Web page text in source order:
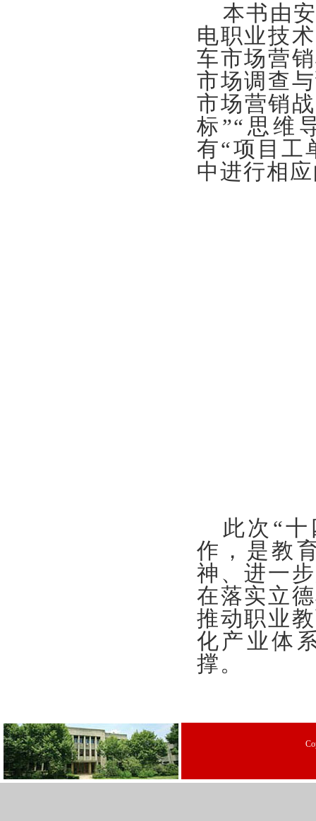
本书由
电职业技
车市场营
市场调查
市场营销
标”“思维
有“项目工
中进行相
此次 “
作，是教
神、进一
在落实立
推动职业
化产业体
撑。